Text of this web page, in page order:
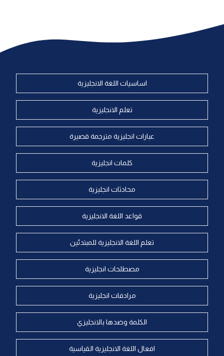
اساسيات اللغة الانجليزية
تعلم الانجليزية
عبارات انجليزية مترجمة قصيرة
كلمات انجليزية
محادثات انجليزية
قواعد اللغة الانجليزية
تعلم اللغة الانجليزية للمبتدئين
مصطلحات انجليزية
مرادفات انجليزية
الكلمة وضدها بالانجليزي
افعال اللغة الانجليزية القياسية